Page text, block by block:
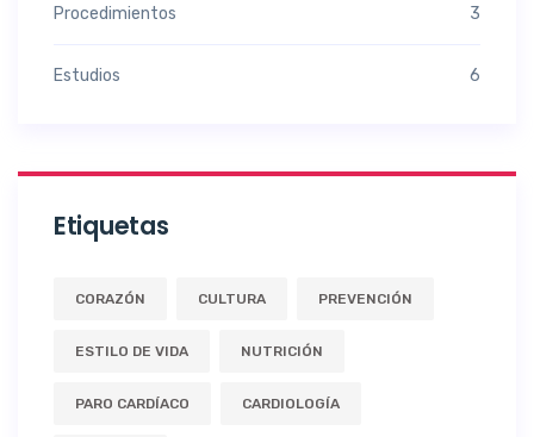
Procedimientos 3
Estudios 6
Etiquetas
CORAZÓN CULTURA PREVENCIÓN
ESTILO DE VIDA NUTRICIÓN
PARO CARDÍACO CARDIOLOGÍA